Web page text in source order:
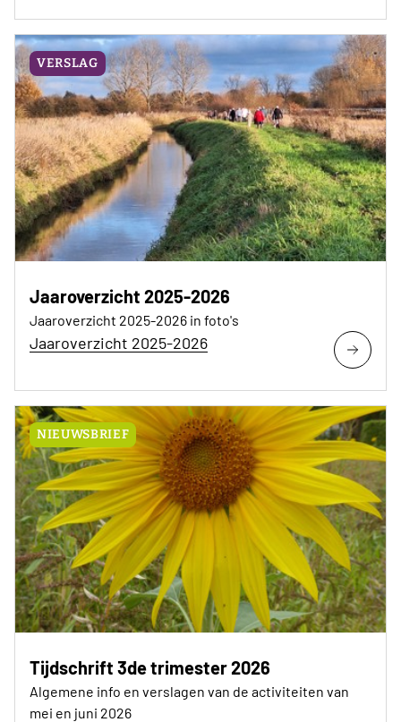
VERSLAG
Jaaroverzicht 2025-2026
Jaaroverzicht 2025-2026 in foto's
Jaaroverzicht 2025-2026
NIEUWSBRIEF
Tijdschrift 3de trimester 2026
Algemene info en verslagen van de activiteiten van
mei en juni 2026